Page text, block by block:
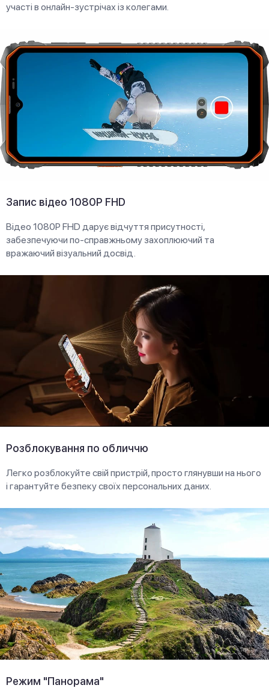
участі в онлайн-зустрічах із колегами.
Запис відео 1080P FHD
Відео 1080P FHD дарує відчуття присутності,
забезпечуючи по-справжньому захоплюючий та
вражаючий візуальний досвід.
Розблокування по обличчю
Легко розблокуйте свій пристрій, просто глянувши на нього
і гарантуйте безпеку своїх персональних даних.
Режим "Панорама"